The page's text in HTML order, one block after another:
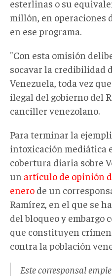
esterlinas o su
millón, en operaciones
en ese programa.
"Con esta omisión
socavar la credibilidad
Venezuela, toda vez
ilegal del gobierno del
canciller venezolano.
Para terminar la
intoxicación mediática
cobertura diaria sobre
un artículo de opinión
enero de un
Ramírez, en el que se
del bloqueo y embargo
que constituyen
contra la población
Este corresponsal